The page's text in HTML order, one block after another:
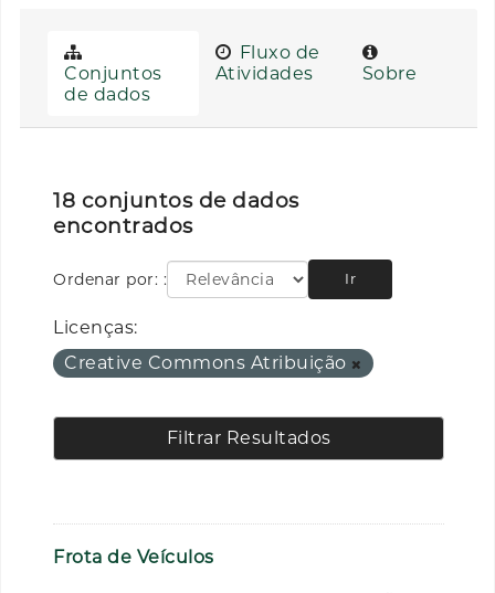
Conjuntos
de dados
Fluxo de
Atividades
Sobre
18 conjuntos de dados
encontrados
Ordenar por: Ir
Licenças:
Creative Commons Atribuição
Filtrar Resultados
Frota de Veículos